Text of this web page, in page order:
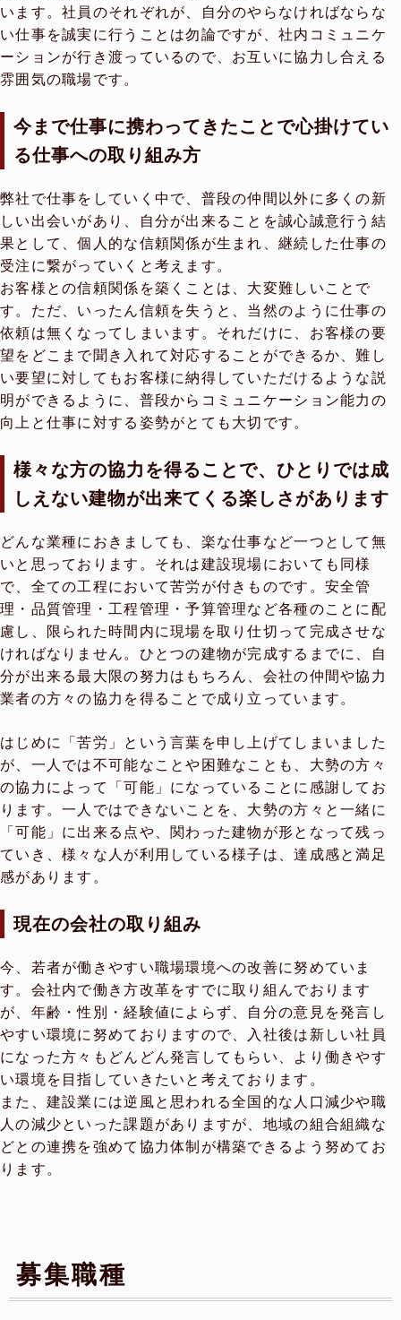
います。社員のそれぞれが、自分のやらなければならな
い仕事を誠実に行うことは勿論ですが、社内コミュニケ
ーションが行き渡っているので、お互いに協力し合える
雰囲気の職場です。
今まで仕事に携わってきたことで心掛けてい
る仕事への取り組み方
弊社で仕事をしていく中で、普段の仲間以外に多くの新
しい出会いがあり、自分が出来ることを誠心誠意行う結
果として、個人的な信頼関係が生まれ、継続した仕事の
受注に繋がっていくと考えます。
お客様との信頼関係を築くことは、大変難しいことで
す。ただ、いったん信頼を失うと、当然のように仕事の
依頼は無くなってしまいます。それだけに、お客様の要
望をどこまで聞き入れて対応することができるか、難し
い要望に対してもお客様に納得していただけるような説
明ができるように、普段からコミュニケーション能力の
向上と仕事に対する姿勢がとても大切です。
様々な方の協力を得ることで、ひとりでは成
しえない建物が出来てくる楽しさがあります
どんな業種におきましても、楽な仕事など一つとして無
いと思っております。それは建設現場においても同様
で、全ての工程において苦労が付きものです。安全管
理・品質管理・工程管理・予算管理など各種のことに配
慮し、限られた時間内に現場を取り仕切って完成させな
ければなりません。ひとつの建物が完成するまでに、自
分が出来る最大限の努力はもちろん、会社の仲間や協力
業者の方々の協力を得ることで成り立っています。
はじめに「苦労」という言葉を申し上げてしまいました
が、一人では不可能なことや困難なことも、大勢の方々
の協力によって「可能」になっていることに感謝してお
ります。一人ではできないことを、大勢の方々と一緒に
「可能」に出来る点や、関わった建物が形となって残っ
ていき、様々な人が利用している様子は、達成感と満足
感があります。
現在の会社の取り組み
今、若者が働きやすい職場環境への改善に努めていま
す。会社内で働き方改革をすでに取り組んでおります
が、年齢・性別・経験値によらず、自分の意見を発言し
やすい環境に努めておりますので、入社後は新しい社員
になった方々もどんどん発言してもらい、より働きやす
い環境を目指していきたいと考えております。
また、建設業には逆風と思われる全国的な人口減少や職
人の減少といった課題がありますが、地域の組合組織な
どとの連携を強めて協力体制が構築できるよう努めてお
ります。
募集職種